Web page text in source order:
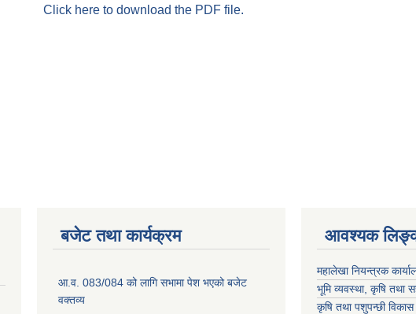
Click here to download the PDF file.
बजेट तथा कार्यक्रम
आ.व. 083/084 को लागि सभामा पेश भएको बजेट
वक्तव्य
आवश्यक
महालेखा नियन्त्रक
भूमि व्यवस्था, कृषि तथा
कृषि तथा पशुपन्छी विकास